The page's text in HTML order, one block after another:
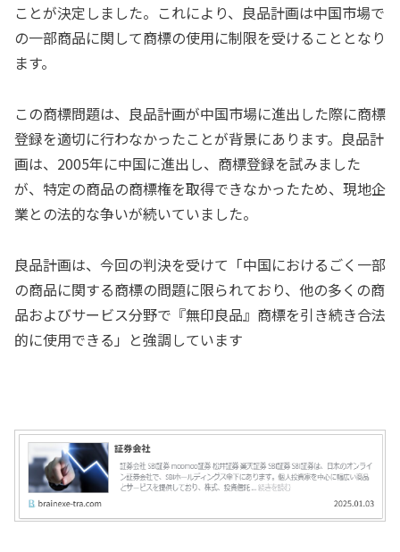
ことが決定しました。これにより、良品計画は中国市場で
の一部商品に関して商標の使用に制限を受けることとなり
ます。
この商標問題は、良品計画が中国市場に進出した際に商標
登録を適切に行わなかったことが背景にあります。良品計
画は、2005年に中国に進出し、商標登録を試みました
が、特定の商品の商標権を取得できなかったため、現地企
業との法的な争いが続いていました。
良品計画は、今回の判決を受けて「中国におけるごく一部
の商品に関する商標の問題に限られており、他の多くの商
品およびサービス分野で『無印良品』商標を引き続き合法
的に使用できる」と強調しています